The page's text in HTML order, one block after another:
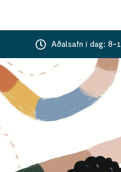
Aðalsafn í dag: 8-